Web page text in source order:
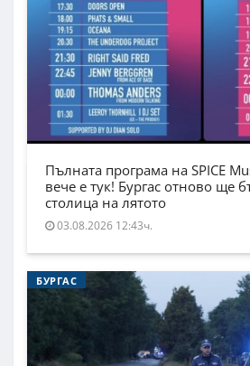
Пълната програма на SPICE
вече е тук! Бургас отново ще
столица на лятото
03.08.2026 12:43ч.
БУРГАС